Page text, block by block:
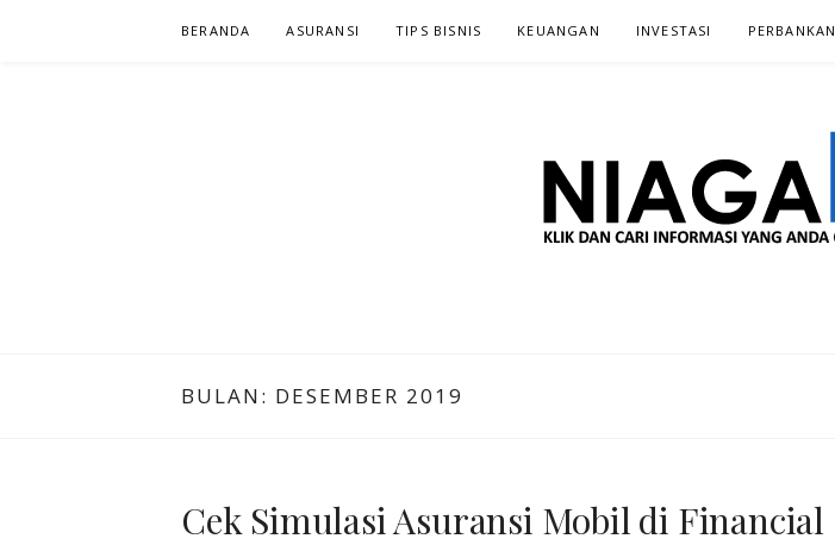
BERANDA ASURANSI TIPS BISNIS KEUANGAN INVESTASI‎ PERBANKAN‎
BULAN: DESEMBER 2019
Cek Simulasi Asuransi Mobil di Financial